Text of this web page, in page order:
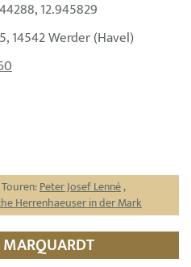
12.945829
14542 Werder (Havel)
Peter Josef Lenné,
Herrenhaeuser in der Mark